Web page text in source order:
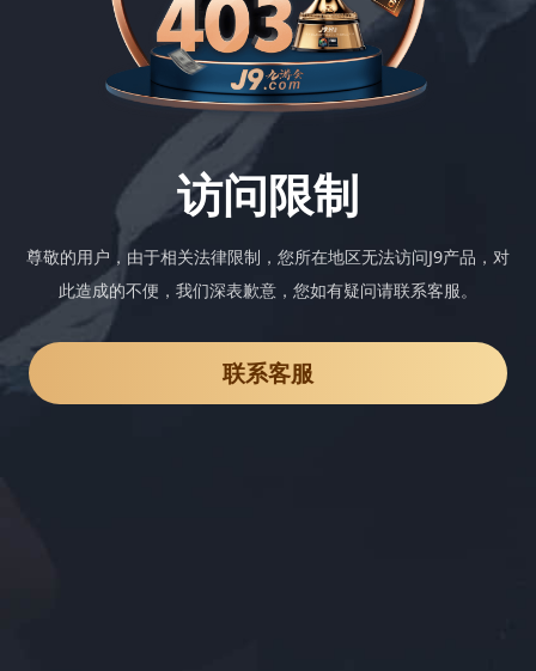
访问限制
尊敬的用户，由于相关法律限制，您所在地区无法访问J9产品，对
此造成的不便，我们深表歉意，您如有疑问请联系客服。
联系客服